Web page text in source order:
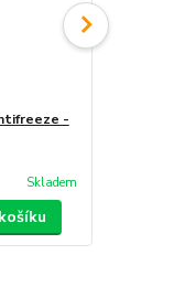
-
Skladem